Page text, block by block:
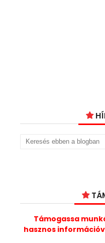
Támogassa
hasznos